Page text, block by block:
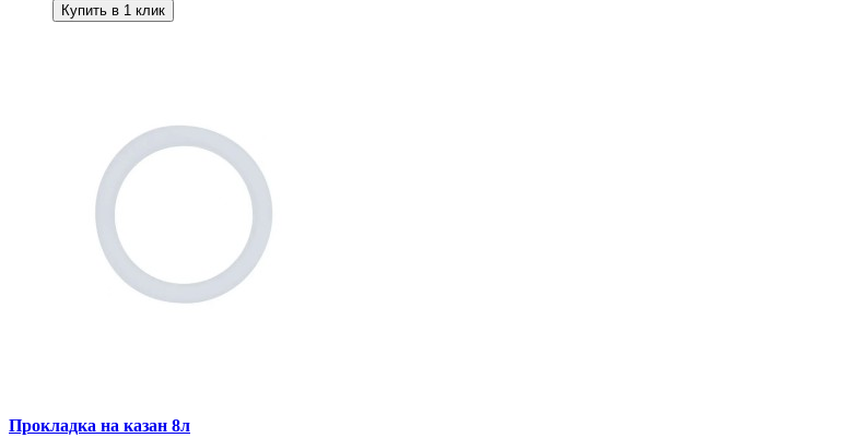
Купить в 1 клик
Прокладка на казан 8л